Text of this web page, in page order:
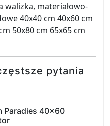
walizka, materiałowo-
40x40 cm 40x60 cm
50x80 cm 65x65 cm
pytania
Paradies 40x60